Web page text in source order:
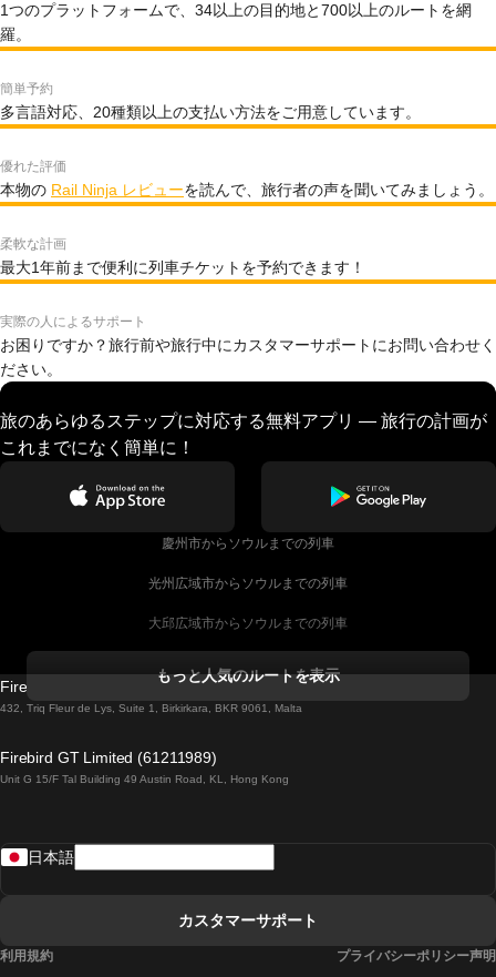
1つのプラットフォームで、34以上の目的地と700以上のルートを網
羅。
簡単予約
多言語対応、20種類以上の支払い方法をご用意しています。
優れた評価
本物の Rail Ninja レビューを読んで、旅行者の声を聞いてみましょう。
柔軟な計画
最大1年前まで便利に列車チケットを予約できます！
実際の人によるサポート
お困りですか？旅行前や旅行中にカスタマーサポートにお問い合わせく
ださい。
旅のあらゆるステップに対応する無料アプリ — 旅行の計画が
これまでになく簡単に！
慶州市からソウルまでの列車
光州広域市からソウルまでの列車
大邱広域市からソウルまでの列車
ダブリンからゴールウェイまでの列車
ローマからナポリまでの列車
もっと人気のルートを表示
Firebird GT Limited (OC 1451)
432, Triq Fleur de Lys, Suite 1, Birkirkara, BKR 9061, Malta
Firebird GT Limited (61211989)
Unit G 15/F Tal Building 49 Austin Road, KL, Hong Kong
日本語
カスタマーサポート
利用規約 プライバシーポリシー声明